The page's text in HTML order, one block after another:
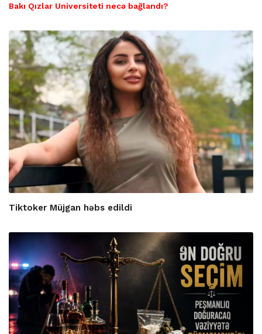
Bakı Qızlar Universiteti necə bağlandı?
Tiktoker Müjgan həbs edildi